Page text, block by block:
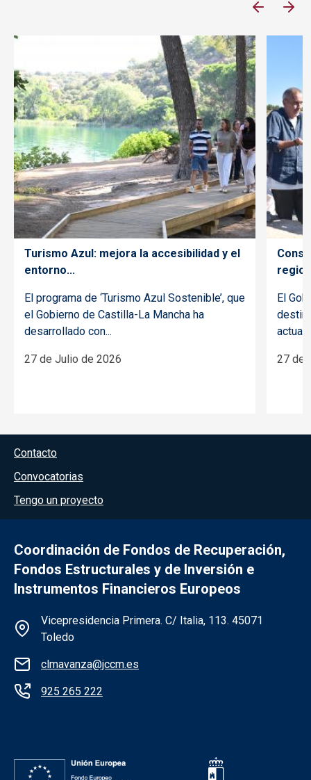
Turismo Azul: mejora la accesibilidad y el
entorno...
El programa de ‘Turismo Azul Sostenible’, que
el Gobierno de Castilla-La Mancha ha
desarrollado con...
27 de Julio de 2026
El
27 de
Menú del pie
Contacto
Convocatorias
Tengo un proyecto
Coordinación de Fondos de Recuperación,
Fondos Estructurales y de Inversión e
Instrumentos Financieros Europeos
Información de la institución
Vicepresidencia Primera. C/ Italia, 113. 45071
Toledo
clmavanza@jccm.es
925 265 222